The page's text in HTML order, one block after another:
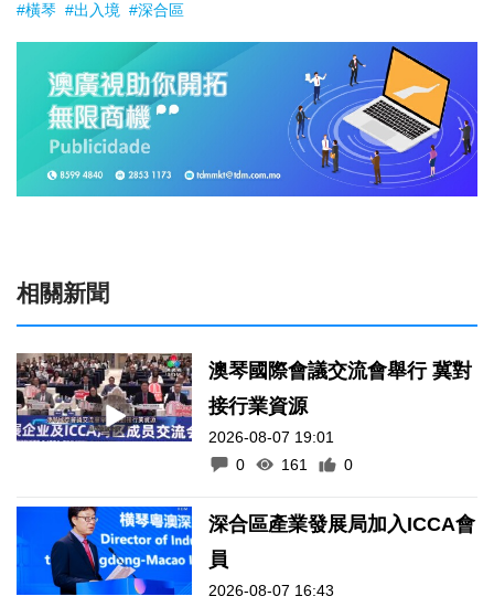
#橫琴 #出入境 #深合區
相關新聞
澳琴國際會議交流會舉行 冀對
接行業資源
2026-08-07 19:01
0
161 0
深合區產業發展局加入ICCA會
員
2026-08-07 16:43